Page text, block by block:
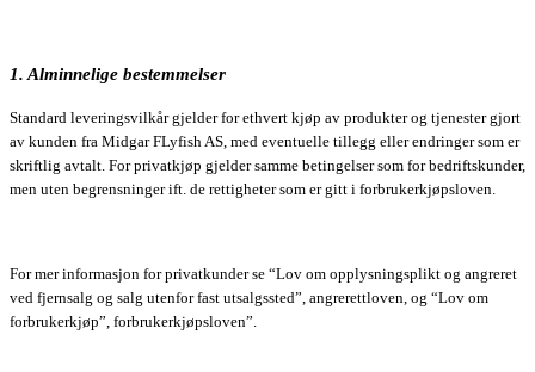
1. Alminnelige bestemmelser
Standard leveringsvilkår gjelder for ethvert kjøp av produkter og tjenester gjort
av kunden fra Midgar FLyfish AS, med eventuelle tillegg eller endringer som er
skriftlig avtalt. For privatkjøp gjelder samme betingelser som for bedriftskunder,
men uten begrensninger ift. de rettigheter som er gitt i forbrukerkjøpsloven.
For mer informasjon for privatkunder se “Lov om opplysningsplikt og angreret
ved fjernsalg og salg utenfor fast utsalgssted”, angrerettloven, og “Lov om
forbrukerkjøp”, forbrukerkjøpsloven”.